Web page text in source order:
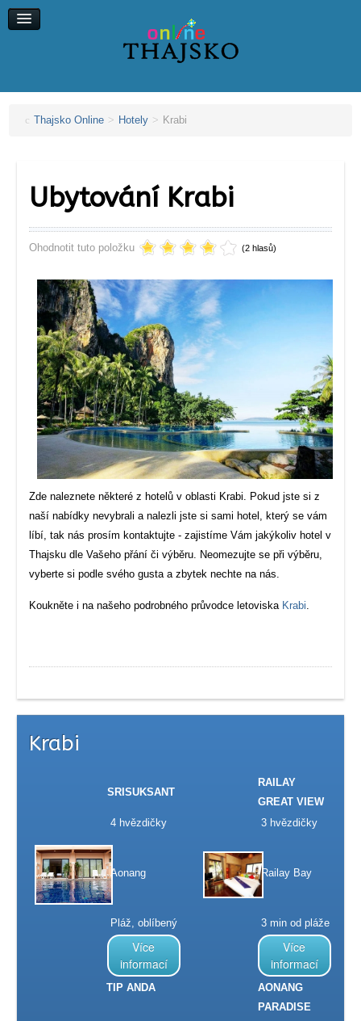
Thajsko Online > Hotely > Krabi
Ubytování Krabi
Ohodnotit tuto položku (2 hlasů)
Zde naleznete některé z hotelů v oblasti Krabi. Pokud jste si z
naší nabídky nevybrali a nalezli jste si sami hotel, který se vám
líbí, tak nás prosím kontaktujte - zajistíme Vám jakýkoliv hotel v
Thajsku dle Vašeho přání či výběru. Neomezujte se při výběru,
vyberte si podle svého gusta a zbytek nechte na nás.
Koukněte i na našeho podrobného průvodce letoviska Krabi.
Krabi
SRISUKSANT
RAILAY
GREAT VIEW
4 hvězdičky
3 hvězdičky
Aonang Railay Bay
Pláž, oblíbený 3 min od pláže
Více
informací
Více
informací
TIP ANDA
AONANG
PARADISE